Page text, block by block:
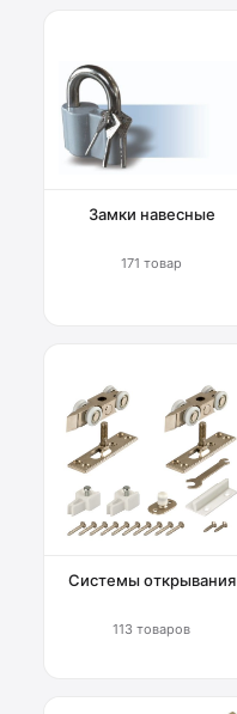
Замки навесные
171 товар
Системы открывания
113 товаров